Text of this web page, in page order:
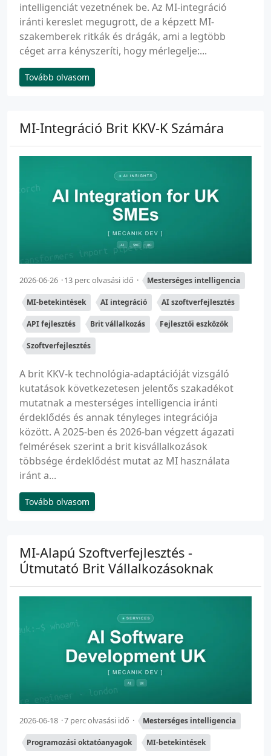
intelligenciát vezetnének be. Az MI-integráció
iránti kereslet megugrott, de a képzett MI-
szakemberek ritkák és drágák, ami a legtöbb
céget arra kényszeríti, hogy mérlegelje:...
Tovább olvasom
MI-Integráció Brit KKV-K Számára
2026-06-26 13 perc olvasási idő Mesterséges intelligencia
MI-betekintések AI integráció AI szoftverfejlesztés
API fejlesztés Brit vállalkozás Fejlesztői eszközök
Szoftverfejlesztés
A brit KKV-k technológia-adaptációját vizsgáló
kutatások következetesen jelentős szakadékot
mutatnak a mesterséges intelligencia iránti
érdeklődés és annak tényleges integrációja
között. A 2025-ben és 2026-ban végzett ágazati
felmérések szerint a brit kisvállalkozások
többsége érdeklődést mutat az MI használata
iránt a...
Tovább olvasom
MI-Alapú Szoftverfejlesztés -
Útmutató Brit Vállalkozásoknak
2026-06-18 7 perc olvasási idő Mesterséges intelligencia
Programozási oktatóanyagok MI-betekintések